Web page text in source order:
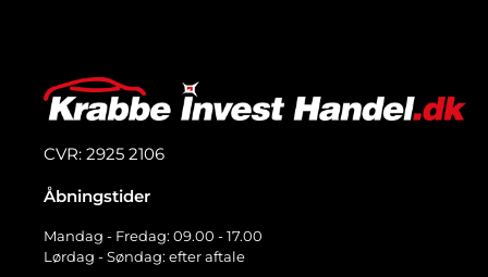
CVR: 2925 2106
Åbningstider
Mandag - Fredag: 09.00 - 17.00
Lørdag - Søndag: efter aftale